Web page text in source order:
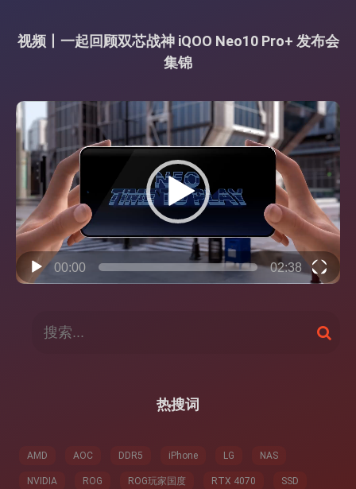
视频丨一起回顾双芯战神 iQOO Neo10 Pro+ 发布会
集锦
视
频
播
放
00:00 02:38
搜
索
热搜词
AMD AOC DDR5 iPhone LG NAS
NVIDIA ROG ROG玩家国度 RTX 4070 SSD